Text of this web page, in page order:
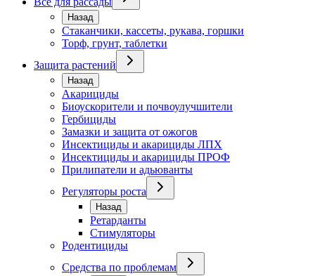
Назад
Стаканчики, кассеты, рукава, горшки
Торф, грунт, таблетки
Защита растений
Назад
Акарициды
Биоускорители и почвоулучшители
Гербициды
Замазки и защита от ожогов
Инсектициды и акарициды ЛПХ
Инсектициды и акарициды ПРОФ
Прилипатели и адьюванты
Регуляторы роста
Назад
Ретарданты
Стимуляторы
Родентициды
Средства по проблемам